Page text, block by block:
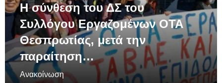
Η σύνθεση του ΔΣ του
Συλλόγου Εργαζομένων ΟΤΑ
Θεσπρωτίας, μετά την
παραίτηση…
Ανακοίνωση